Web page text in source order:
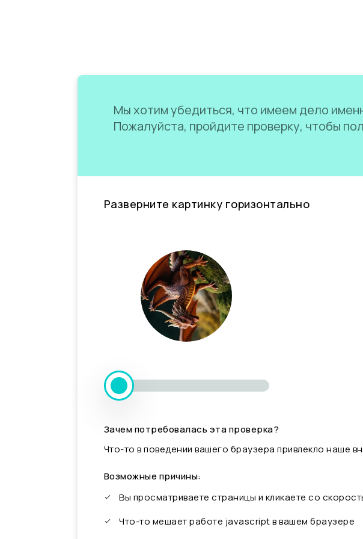
Мы хотим убедиться, что имеем дело
Пожалуйста, пройдите проверку, чтобы
Разверните картинку горизонтально
Зачем потребовалась эта проверка?
Что-то в поведении вашего браузера привлекло наше
Возможные причины:
Вы просматриваете страницы и кликаете со
Что-то мешает работе javascript в вашем браузере